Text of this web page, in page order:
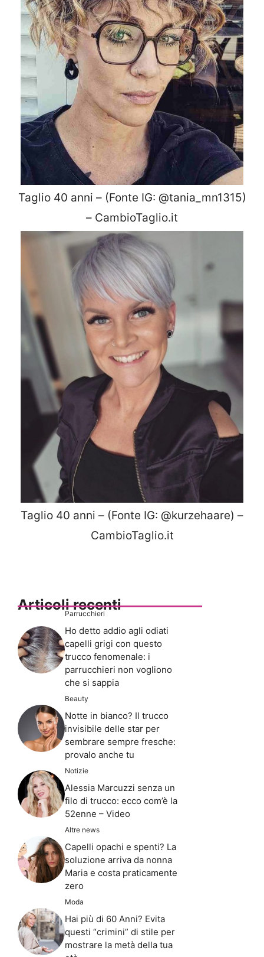
Taglio 40 anni – (Fonte IG: @tania_mn1315)
– CambioTaglio.it
Taglio 40 anni – (Fonte IG: @kurzehaare) –
CambioTaglio.it
Articoli recenti
Parrucchieri
Ho detto addio agli odiati
capelli grigi con questo
trucco fenomenale: i
parrucchieri non vogliono
che si sappia
Beauty
Notte in bianco? Il trucco
invisibile delle star per
sembrare sempre fresche:
provalo anche tu
Notizie
Alessia Marcuzzi senza un
filo di trucco: ecco com’è la
52enne – Video
Altre news
Capelli opachi e spenti? La
soluzione arriva da nonna
Maria e costa praticamente
zero
Moda
Hai più di 60 Anni? Evita
questi “crimini” di stile per
mostrare la metà della tua